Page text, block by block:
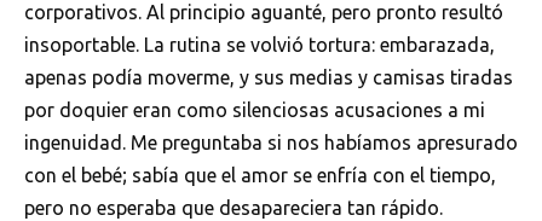
corporativos. Al principio aguanté, pero pronto resultó
insoportable. La rutina se volvió tortura: embarazada,
apenas podía moverme, y sus medias y camisas tiradas
por doquier eran como silenciosas acusaciones a mi
ingenuidad. Me preguntaba si nos habíamos apresurado
con el bebé; sabía que el amor se enfría con el tiempo,
pero no esperaba que desapareciera tan rápido.